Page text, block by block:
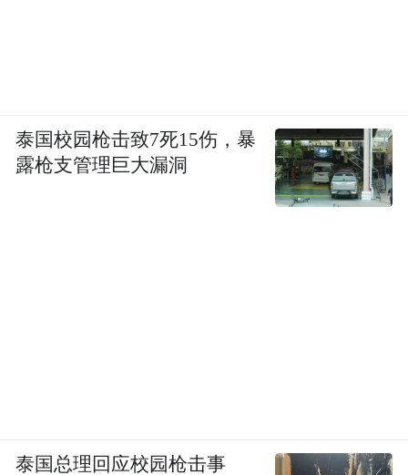
泰国校园枪击致7死15伤，暴
露枪支管理巨大漏洞
泰国总理回应校园枪击事